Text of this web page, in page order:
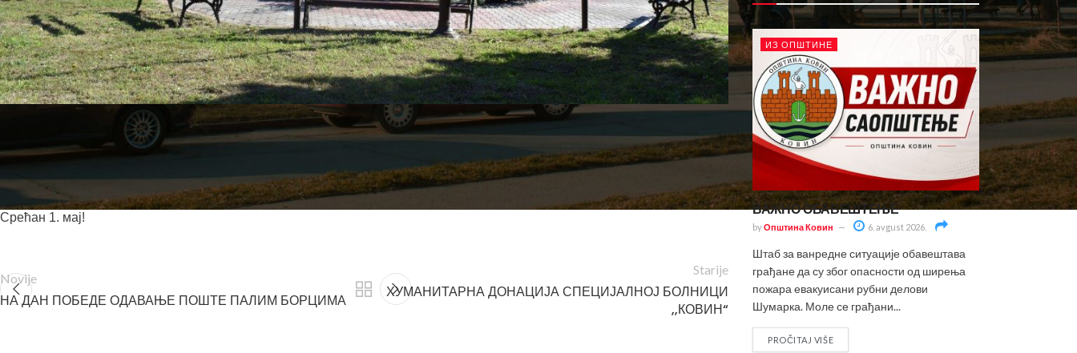
Свим радним људима честитамо Међународни празник рада и обавештавамо грађанке и грађане да службе Општинске
управе Ковин неће радити са странкама у понедељак, 2. и уторак, 3. маја 2022, у складу са Законом о државним и другим
празницима у Републици Србији. Дежурни телефон у случају хитности је број централе, (013) 742-104.
Срећан 1. мај!
Novije
НА ДАН ПОБЕДЕ ОДАВАЊЕ ПОШТЕ ПАЛИМ БОРЦИМА
Starije
ХУМАНИТАРНА ДОНАЦИЈА СПЕЦИЈАЛНОЈ БОЛНИЦИ
,,КОВИН“
ИЗ ОПШТИНЕ
ВАЖНО ОБАВЕШТЕЊЕ
byОпштина Ковин 6. avgust 2026.
Штаб за ванредне ситуације обавештава
грађане да су због опасности од ширења
пожара евакуисани рубни делови
Шумарка. Моле се грађани...
PROČITAJ VIŠE